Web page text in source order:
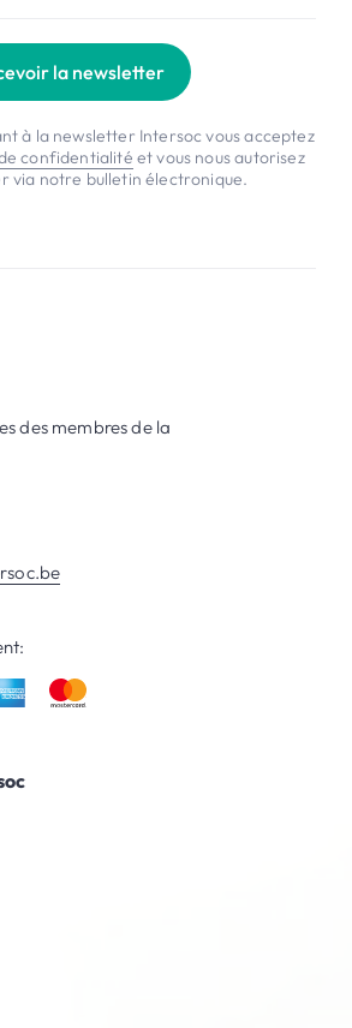
la newsletter
à la newsletter Intersoc vous acceptez
confidentialité et vous nous autorisez
via notre bulletin électronique.
des membres de la